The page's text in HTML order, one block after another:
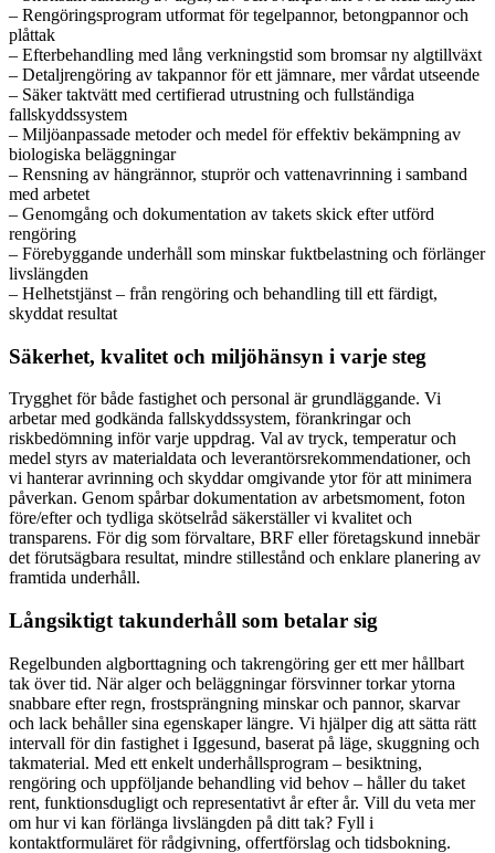
– Rengöringsprogram utformat för tegelpannor, betongpannor och
plåttak
– Efterbehandling med lång verkningstid som bromsar ny algtillväxt
– Detaljrengöring av takpannor för ett jämnare, mer vårdat utseende
– Säker taktvätt med certifierad utrustning och fullständiga
fallskyddssystem
– Miljöanpassade metoder och medel för effektiv bekämpning av
biologiska beläggningar
– Rensning av hängrännor, stuprör och vattenavrinning i samband
med arbetet
– Genomgång och dokumentation av takets skick efter utförd
rengöring
– Förebyggande underhåll som minskar fuktbelastning och förlänger
livslängden
– Helhetstjänst – från rengöring och behandling till ett färdigt,
skyddat resultat
Säkerhet, kvalitet och miljöhänsyn i varje steg
Trygghet för både fastighet och personal är grundläggande. Vi
arbetar med godkända fallskyddssystem, förankringar och
riskbedömning inför varje uppdrag. Val av tryck, temperatur och
medel styrs av materialdata och leverantörsrekommendationer, och
vi hanterar avrinning och skyddar omgivande ytor för att minimera
påverkan. Genom spårbar dokumentation av arbetsmoment, foton
före/efter och tydliga skötselråd säkerställer vi kvalitet och
transparens. För dig som förvaltare, BRF eller företagskund innebär
det förutsägbara resultat, mindre stillestånd och enklare planering av
framtida underhåll.
Långsiktigt takunderhåll som betalar sig
Regelbunden algborttagning och takrengöring ger ett mer hållbart
tak över tid. När alger och beläggningar försvinner torkar ytorna
snabbare efter regn, frostsprängning minskar och pannor, skarvar
och lack behåller sina egenskaper längre. Vi hjälper dig att sätta rätt
intervall för din fastighet i Iggesund, baserat på läge, skuggning och
takmaterial. Med ett enkelt underhållsprogram – besiktning,
rengöring och uppföljande behandling vid behov – håller du taket
rent, funktionsdugligt och representativt år efter år. Vill du veta mer
om hur vi kan förlänga livslängden på ditt tak? Fyll i
kontaktformuläret för rådgivning, offertförslag och tidsbokning.